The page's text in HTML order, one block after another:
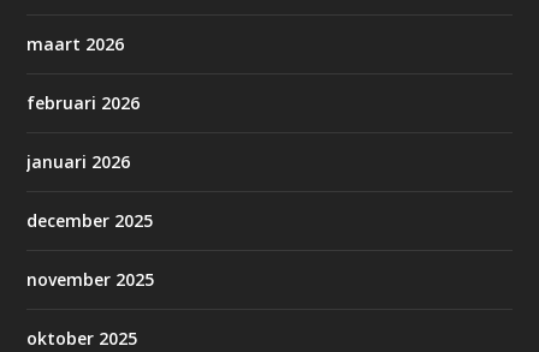
maart 2026
februari 2026
januari 2026
december 2025
november 2025
oktober 2025